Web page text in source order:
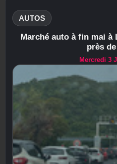
AUTOS
Marché auto à fin mai à
près
Mercredi 3